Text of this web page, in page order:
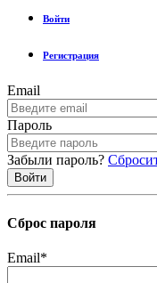
Войти
Регистрация
Email
Пароль
Забыли пароль?
Сброс пароля
Email*